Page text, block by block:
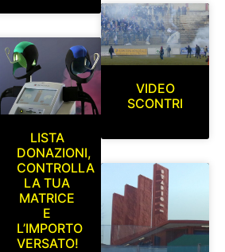
LISTA
DONAZIONI,
CONTROLLA
LA TUA
MATRICE
E
L’IMPORTO
VERSATO!
VIDEO
SCONTRI